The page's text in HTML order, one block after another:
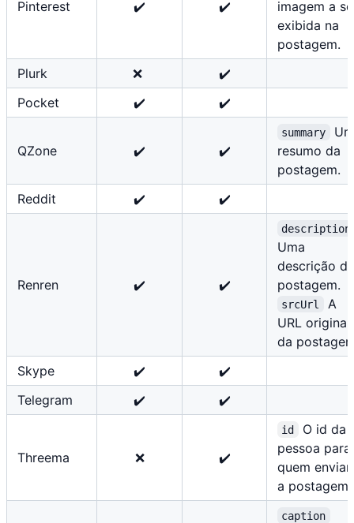
Pinterest ✔️ ✔️
imagem a
exibida na
postagem.
Plurk
❌ ️
✔️
Pocket
✔️ ✔️
QZone ✔️ ✔️
summary
resumo da
postagem.
Reddit
✔️ ✔️
Renren ✔️ ✔️
description
Uma
descrição da
postagem.
srcUrl
A
URL original
da
Skype
✔️
✔️
Telegram
✔️ ✔️
Threema ❌ ✔️
id
O id da
pessoa para
quem enviar
a postagem.
caption